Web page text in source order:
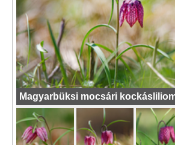
Magyarbüksi mocsári